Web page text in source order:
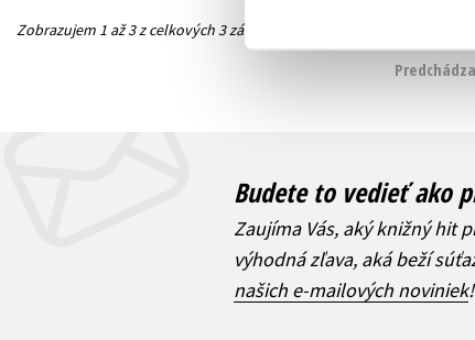
Zobrazujem 1 až 3 z celkových 3 záznamov
Budete to vedieť ako
Zaujíma Vás, aký knižný hit
výhodná zľava, aká beží
našich e-mailových noviniek!